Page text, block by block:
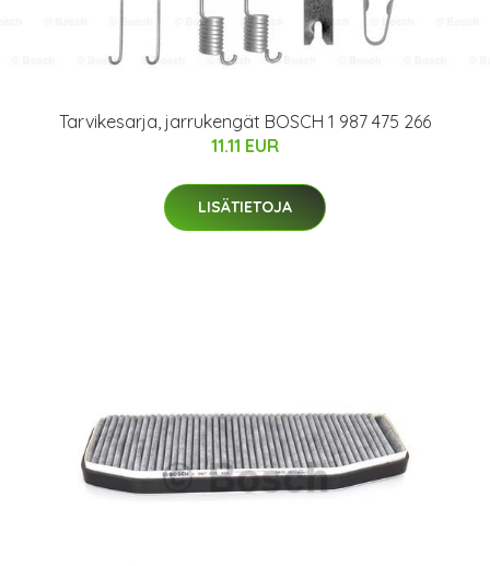
Tarvikesarja, jarrukengät BOSCH 1 987 475 266
11.11 EUR
LISÄTIETOJA